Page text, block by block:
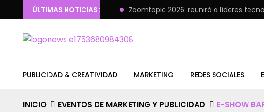
ÚLTIMAS NOTICIAS :
la IA en las empresas Zoomtopia 2026: reunirá a líderes
PUBLICIDAD & CREATIVIDAD MARKETING REDES SOCIALES
INICIO EVENTOS DE MARKETING Y PUBLICIDAD E-SHOW